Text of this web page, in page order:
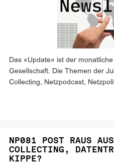
Das «Update» ist der
Gesellschaft. Die Themen der
Collecting, Netzpodcast,
NP081 POST RAUS
COLLECTING,
KIPPE?